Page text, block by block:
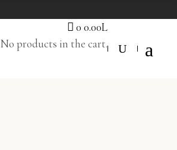
0 0.00L
No products in the cart.